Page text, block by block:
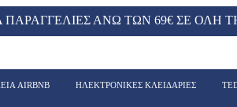
ΠΑΡΑΓΓΕΛΙΕΣ ΑΝΩ ΤΩΝ 69€ ΣΕ ΟΛΗ
AIRBNB ΗΛΕΚΤΡΟΝΙΚΕΣ ΚΛΕΙΔΑΡΙΕΣ